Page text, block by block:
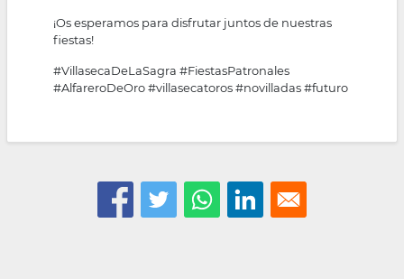
¡Os esperamos para disfrutar juntos de nuestras
fiestas!
#VillasecaDeLaSagra #FiestasPatronales
#AlfareroDeOro#villasecatoros#novilladas#futuro